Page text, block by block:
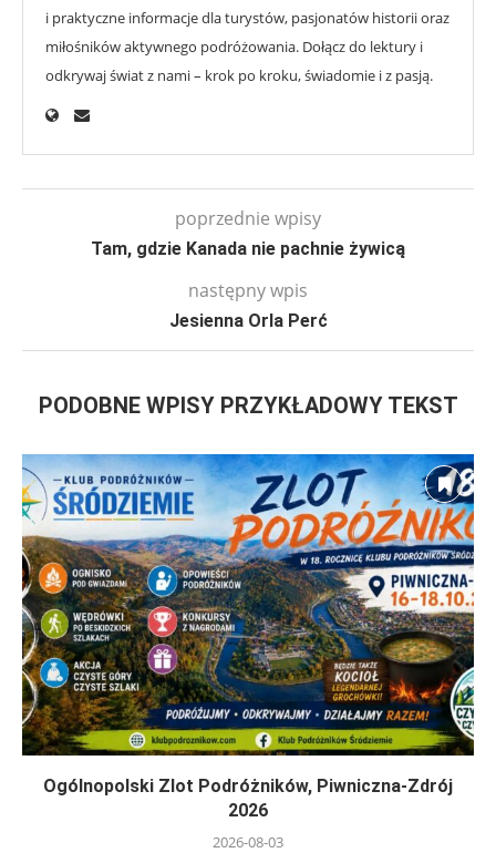
i praktyczne informacje dla turystów, pasjonatów historii oraz
miłośników aktywnego podróżowania. Dołącz do lektury i
odkrywaj świat z nami – krok po kroku, świadomie i z pasją.
poprzednie wpisy
Tam, gdzie Kanada nie pachnie żywicą
następny wpis
Jesienna Orla Perć
PODOBNE WPISY PRZYKŁADOWY TEKST
Ogólnopolski Zlot Podróżników, Piwniczna-Zdrój
2026
2026-08-03